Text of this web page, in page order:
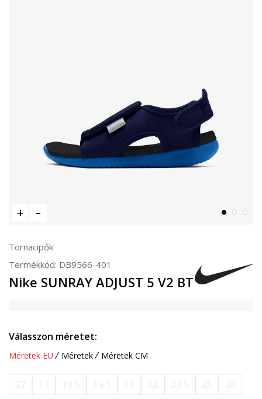
Tornacipők
Termékkód: DB9566-401
Nike SUNRAY ADJUST 5 V2 BT
Válasszon méretet:
Méretek EU Méretek Méretek CM